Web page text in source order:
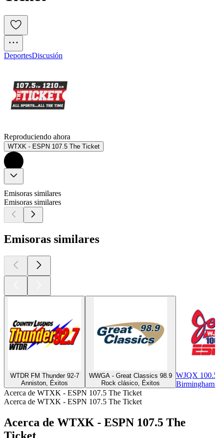
DeportesDiscusión
Reproduciendo ahora
WTXK - ESPN 107.5 The Ticket
Emisoras similares
Emisoras similares
Emisoras similares
WTDR FM Thunder 92-7
Anniston, Éxitos
WWGA - Great Classics 98.9
Rock clásico, Éxitos
WJQX
Birmingham
Acerca de WTXK - ESPN 107.5 The Ticket
Acerca de WTXK - ESPN 107.5 The Ticket
Acerca de WTXK - ESPN 107.5 The
Ticket